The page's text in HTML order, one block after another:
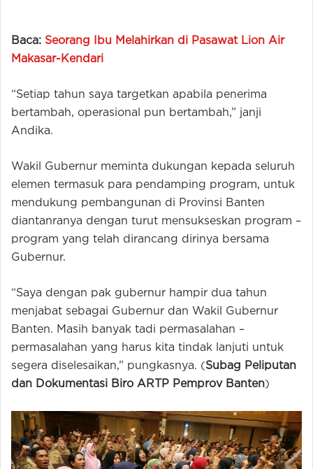
Baca: Seorang Ibu Melahirkan di Pasawat Lion Air
Makasar-Kendari
“Setiap tahun saya targetkan apabila penerima
bertambah, operasional pun bertambah,” janji
Andika.
Wakil Gubernur meminta dukungan kepada seluruh
elemen termasuk para pendamping program, untuk
mendukung pembangunan di Provinsi Banten
diantanranya dengan turut mensukseskan program –
program yang telah dirancang dirinya bersama
Gubernur.
“Saya dengan pak gubernur hampir dua tahun
menjabat sebagai Gubernur dan Wakil Gubernur
Banten. Masih banyak tadi permasalahan –
permasalahan yang harus kita tindak lanjuti untuk
segera diselesaikan,” pungkasnya. (Subag Peliputan
dan Dokumentasi Biro ARTP Pemprov Banten)